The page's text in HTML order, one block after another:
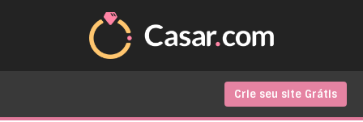
Crie seu site Grátis